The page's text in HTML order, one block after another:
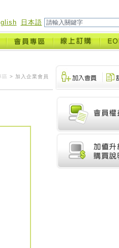
日本語
區 > 加入企業會員